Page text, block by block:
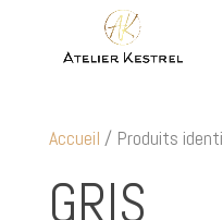
Accueil / Produits
GRIS